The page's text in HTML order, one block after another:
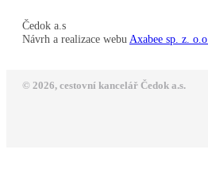
Čedok a.s
Návrh a realizace webu Axabee sp. z. o.o.
© 2026, cestovní kancelář Čedok a.s.